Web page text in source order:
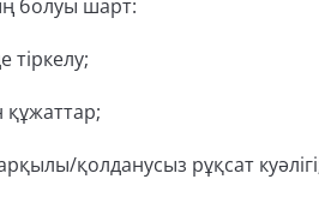
болуы шарт:
тіркелу;
құжаттар;
қолданусыз рұқсат